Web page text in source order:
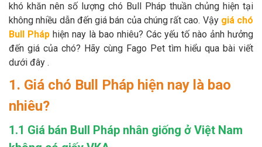
Thông tin về mèo
CHÍNH SÁCH
Chính sách bảo hành
Chính sách đổi trả
khó khăn nên số lượng chó Bull Pháp thuần chủng hiện tại
không nhiều dẫn đến giá bán của chúng rất cao. Vậy giá chó
Bull Pháp hiện nay là bao nhiêu? Các yếu tố nào ảnh hưởng
đến giá của chó? Hãy cùng Fago Pet tìm hiểu qua bài viết
dưới đây .
1. Giá chó Bull Pháp hiện nay là bao
nhiêu?
1.1 Giá bán Bull Pháp nhân giống ở Việt Nam